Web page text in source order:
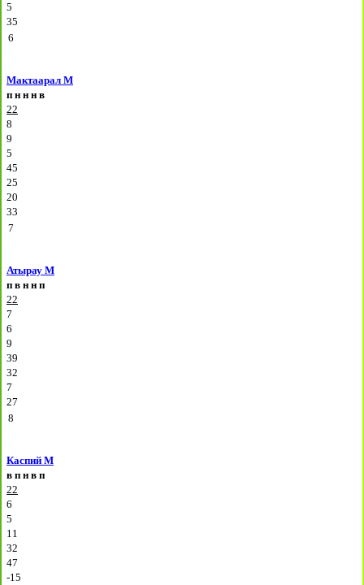
5
35
6
Мактаарал М
п н н н в
22
8
9
5
45
25
20
33
7
Атырау М
п в н н п
22
7
6
9
39
32
7
27
8
Каспий М
в п н в п
22
6
5
11
32
47
-15